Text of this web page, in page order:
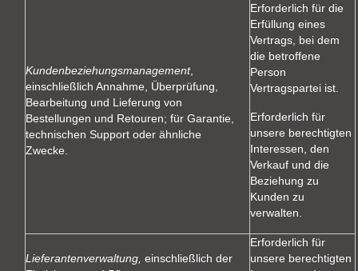
Kundenbeziehungsmanagement,
einschließlich Annahme, Überprüfung,
Bearbeitung und Lieferung von
Bestellungen und Retouren; für Garantie,
technischen Support oder ähnliche
Zwecke.
Erforderlich für die
Erfüllung eines
Vertrags, bei dem
die betroffene
Person
Vertragspartei ist.
Erforderlich für
unsere berechtigten
Interessen, den
Verkauf und die
Beziehung zu
Kunden zu
verwalten.
Lieferantenverwaltung, einschließlich der
Erforderlich für
unsere berechtigten